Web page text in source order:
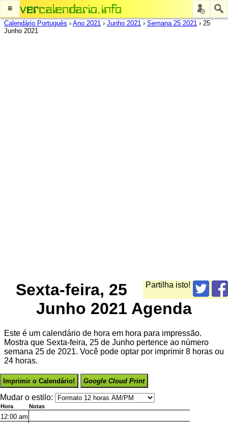
≡
Calendário Português › Ano 2021 › Junho 2021 › Semana 25 2021 › 25
Junho 2021
Partilha isto!
Sexta-feira, 25
Junho 2021 Agenda
Este é um calendário de hora em hora para impressão.
Mostra que Sexta-feira, 25 de Junho pertence ao número
semana 25 de 2021. Você pode optar por imprimir 8 horas ou
24 horas.
Imprimir o Calendário! Google Cloud Print
Mudar o estilo:
Hora Notas
12:00 am